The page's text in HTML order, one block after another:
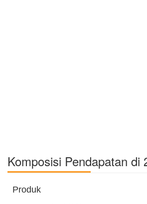
Komposisi Pendapatan di
Produk